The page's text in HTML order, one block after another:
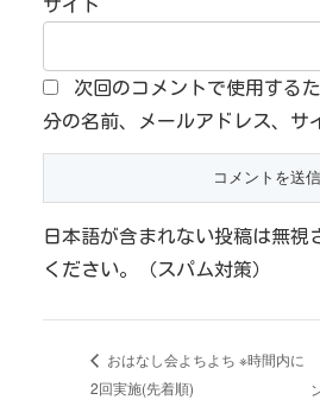
サイト
次回のコメントで使用する
分の名前、メールアドレス、サ
日本語が含まれない投稿は無視
ください。（スパム対策）
おはなし会よちよち ※時間内に
2回実施(先着順)